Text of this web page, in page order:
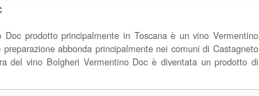
prodotto principalmente in Toscana è un vino Vermentino
abbonda principalmente nei comuni di Castagneto
del vino Bolgheri Vermentino Doc è diventata un prodotto di